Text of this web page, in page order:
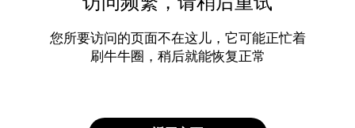
您所要访问的页面不在这儿，它可能正忙着
刷牛牛圈，稍后就能恢复正常